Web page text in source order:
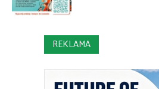
REKLAMA